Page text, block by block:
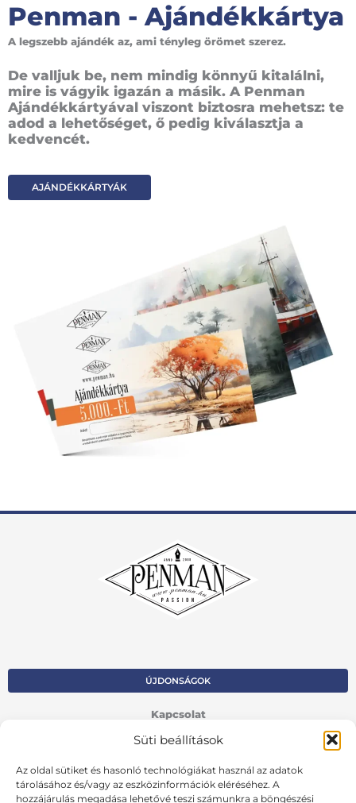
Süti beállítások
Az oldal sütiket és hasonló technológiákat használ az adatok
tárolásához és/vagy az eszközinformációk eléréséhez. A
hozzájárulás megadása lehetővé teszi számunkra a böngészési
Penman - Ajándékkártya
A legszebb ajándék az, ami tényleg örömet szerez.
De valljuk be, nem mindig könnyű kitalálni,
mire is vágyik igazán a másik. A Penman
Ajándékkártyával viszont biztosra mehetsz: te
adod a lehetőséget, ő pedig kiválasztja a
kedvencét.
AJÁNDÉKKÁRTYÁK
ÚJDONSÁGOK
Kapcsolat
Kosár
Fiók
Adatvédelmi szabályzat